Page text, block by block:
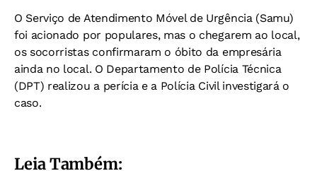
O Serviço de Atendimento Móvel de Urgência (Samu)
foi acionado por populares, mas o chegarem ao local,
os socorristas confirmaram o óbito da empresária
ainda no local. O Departamento de Polícia Técnica
(DPT) realizou a perícia e a Polícia Civil investigará o
caso.
Leia Também: